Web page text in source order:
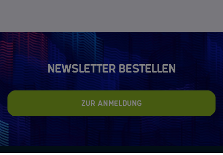
Newsletter bestellen
Zur Anmeldung